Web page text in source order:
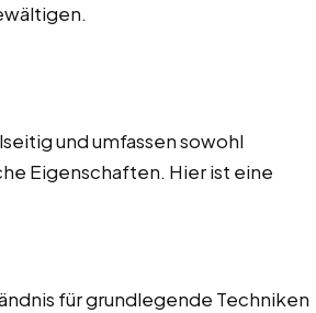
und umfassen sowohl
Eigenschaften. Hier ist eine
für grundlegende Techniken